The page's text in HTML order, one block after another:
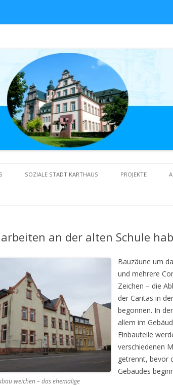
in Karthaus
SOZIALE STADT KARTHAUS PROJEKTE
an der alten Schule
weichen – das ehemalige
Bauzäune um
und mehrere
Zeichen – die
der Caritas in
begonnen. In
allem im
Einbauteile
verschiedenen
getrennt, bevor
Gebäudes